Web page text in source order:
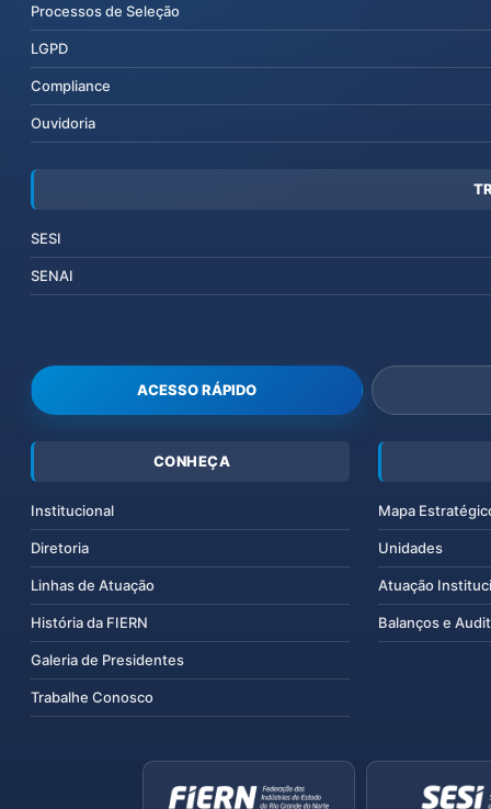
Processos de Seleção
LGPD
Compliance
Ouvidoria
SESI
SENAI
ACESSO RÁPIDO
CONHEÇA
Institucional
Diretoria
Linhas de Atuação
História da FIERN
Galeria de Presidentes
Trabalhe Conosco
Mapa
Unidades
Atuação
Balanços e